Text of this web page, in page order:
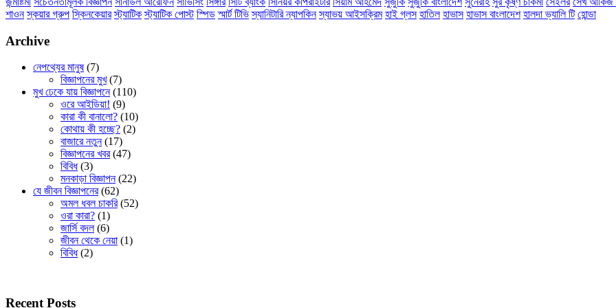
শাওন স্কয়ার গ্রুপ স্কিনকেয়ার স্ট্যাটিক স্ট্যাটিক পোস্ট স্পিড স্মার্ট টিভি স্যানিটারি ন্যাপকিন স্যাভয় আইসক্রিম হাই গ্লস হাতিল হাভাস হাভাস বাংলাদেশ হালদা ভ্যালি টি হোন্ডা
Archive
নেপথ্যের মানুষ(7)
বিজ্ঞাপনের মুখ(7)
মুখ ঢেকে যায় বিজ্ঞাপনে(110)
ওরে আইডিয়া! (9)
কারা কী বানালো? (10)
কোথায় কী হচ্ছে? (2)
বাজারে নতুন(17)
বিজ্ঞাপনের খবর(47)
বিবিধ(3)
মনকাড়া বিজ্ঞাপন(22)
যে জীবন বিজ্ঞাপনের(62)
অমল ধবল চাকরি(52)
ওরা কারা? (1)
জার্সি বদল(6)
জীবন থেকে নেয়া (1)
বিবিধ(2)
Recent Posts